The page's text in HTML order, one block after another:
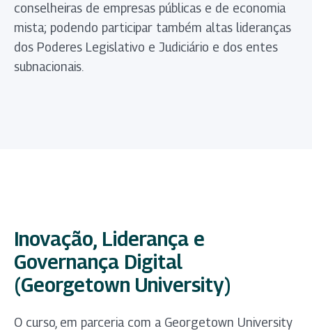
conselheiras de empresas públicas e de economia
mista; podendo participar também altas lideranças
dos Poderes Legislativo e Judiciário e dos entes
subnacionais.
Inovação, Liderança e
Governança Digital
(Georgetown University)
O curso, em parceria com a Georgetown University